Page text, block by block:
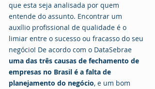
que esta seja analisada por quem
entende do assunto. Encontrar um
auxílio profissional de qualidade é o
limiar entre o sucesso ou fracasso do seu
negócio! De acordo com o DataSebrae
uma das três causas de fechamento de
empresas no Brasil é a falta de
planejamento do negócio, e um bom